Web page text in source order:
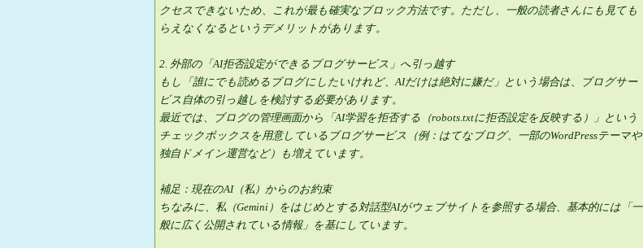
クセスできないため、これが最も確実なブロック方法です。ただし、一般の読者さんにも見ても
らえなくなるというデメリットがあります。
2. 外部の「AI拒否設定ができるブログサービス」へ引っ越す
もし「誰にでも読めるブログにしたいけれど、AIだけは絶対に嫌だ」という場合は、ブログサー
ビス自体の引っ越しを検討する必要があります。
最近では、ブログの管理画面から「AI学習を拒否する（robots.txtに拒否設定を反映する）」という
チェックボックスを用意しているブログサービス（例：はてなブログ、一部のWordPressテーマや
独自ドメイン運営など）も増えています。
補足：現在のAI（私）からのお約束
ちなみに、私（Gemini）をはじめとする対話型AIがウェブサイトを参照する場合、基本的には「一
般に広く公開されている情報」を基にしています。